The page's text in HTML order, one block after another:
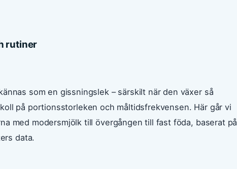
rutiner
som en gissningslek – särskilt när den växer så
på portionsstorleken och måltidsfrekvensen. Här går vi
med modersmjölk till övergången till fast föda, baserat på
data.